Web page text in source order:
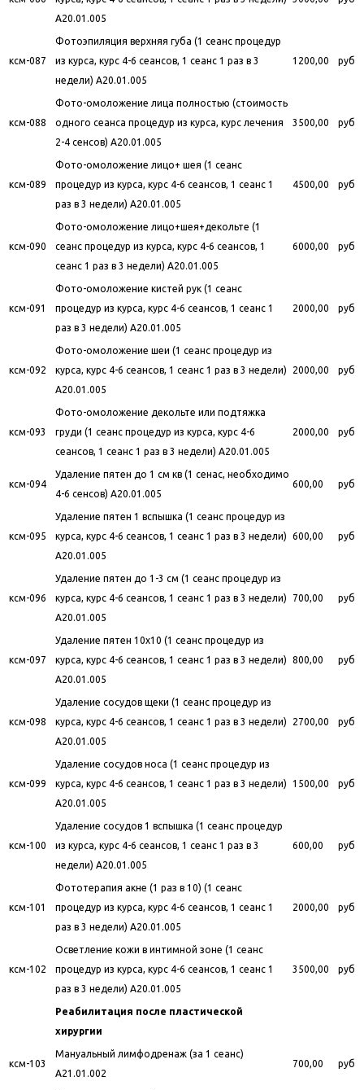
A20.01.005
ксм-087
Фотоэпиляция верхняя губа (1 сеанс процедур
из курса, курс 4-6 сеансов, 1 сеанс 1 раз в 3
недели) A20.01.005
1200,00 руб
ксм-088
Фото-омоложение лица полностью (стоимость
одного сеанса процедур из курса, курс лечения
2-4 сенсов) A20.01.005
3500,00 руб
ксм-089
Фото-омоложение лицо+ шея (1 сеанс
процедур из курса, курс 4-6 сеансов, 1 сеанс 1
раз в 3 недели) A20.01.005
4500,00 руб
ксм-090
Фото-омоложение лицо+шея+декольте (1
сеанс процедур из курса, курс 4-6 сеансов, 1
сеанс 1 раз в 3 недели) A20.01.005
6000,00 руб
ксм-091
Фото-омоложение кистей рук (1 сеанс
процедур из курса, курс 4-6 сеансов, 1 сеанс 1
раз в 3 недели) A20.01.005
2000,00 руб
ксм-092
Фото-омоложение шеи (1 сеанс процедур из
курса, курс 4-6 сеансов, 1 сеанс 1 раз в 3 недели)
A20.01.005
2000,00 руб
ксм-093
Фото-омоложение декольте или подтяжка
груди (1 сеанс процедур из курса, курс 4-6
сеансов, 1 сеанс 1 раз в 3 недели) A20.01.005
2000,00 руб
ксм-094
Удаление пятен до 1 см кв (1 сенас, необходимо
4-6 сенсов) A20.01.005
600,00 руб
ксм-095
Удаление пятен 1 вспышка (1 сеанс процедур из
курса, курс 4-6 сеансов, 1 сеанс 1 раз в 3 недели)
A20.01.005
600,00 руб
ксм-096
Удаление пятен до 1-3 см (1 сеанс процедур из
курса, курс 4-6 сеансов, 1 сеанс 1 раз в 3 недели)
A20.01.005
700,00 руб
ксм-097
Удаление пятен 10х10 (1 сеанс процедур из
курса, курс 4-6 сеансов, 1 сеанс 1 раз в 3 недели)
A20.01.005
800,00 руб
ксм-098
Удаление сосудов щеки (1 сеанс процедур из
курса, курс 4-6 сеансов, 1 сеанс 1 раз в 3 недели)
A20.01.005
2700,00 руб
ксм-099
Удаление сосудов носа (1 сеанс процедур из
курса, курс 4-6 сеансов, 1 сеанс 1 раз в 3 недели)
A20.01.005
1500,00 руб
ксм-100
Удаление сосудов 1 вспышка (1 сеанс процедур
из курса, курс 4-6 сеансов, 1 сеанс 1 раз в 3
недели) A20.01.005
600,00 руб
ксм-101
Фототерапия акне (1 раз в 10) (1 сеанс
процедур из курса, курс 4-6 сеансов, 1 сеанс 1
раз в 3 недели) A20.01.005
2000,00 руб
ксм-102
Осветление кожи в интимной зоне (1 сеанс
процедур из курса, курс 4-6 сеансов, 1 сеанс 1
раз в 3 недели) A20.01.005
3500,00 руб
Реабилитация после пластической
хирургии
ксм-103
Мануальный лимфодренаж (за 1 сеанс)
A21.01.002
700,00 руб